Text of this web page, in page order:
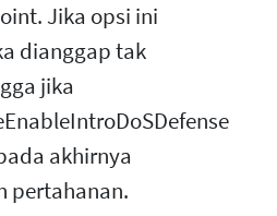
Jika opsi ini
dianggap tak
jika
akhirnya
pertahanan.